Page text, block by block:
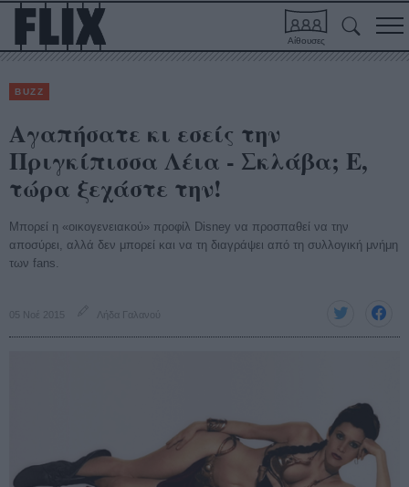
Αίθουσες
BUZZ
Αγαπήσατε κι εσείς την
Πριγκίπισσα Λέια - Σκλάβα; Ε,
τώρα ξεχάστε την!
Μπορεί η «οικογενειακού» προφίλ Disney να προσπαθεί να την
αποσύρει, αλλά δεν μπορεί και να τη διαγράψει από τη συλλογική μνήμη
των fans.
05 Νοέ 2015 Λήδα Γαλανού